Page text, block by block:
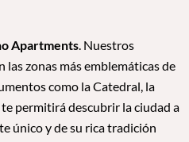
Apartments. Nuestros
zonas más emblemáticas de
como la Catedral, la
permitirá descubrir la ciudad a
único y de su rica tradición